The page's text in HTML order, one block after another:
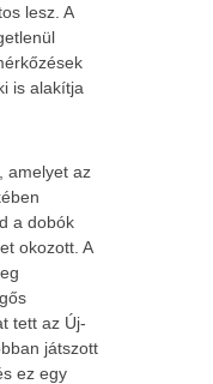
lesz. A
is alakítja
amelyet az
a dobók
okozott. A
tett az Új-
játszott
ez egy